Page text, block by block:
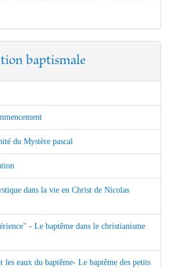
baptismale
du Mystère pascal
dans la vie en Christ de Nicolas
- Le baptême dans le christianisme
les eaux du baptême- Le baptême des petits